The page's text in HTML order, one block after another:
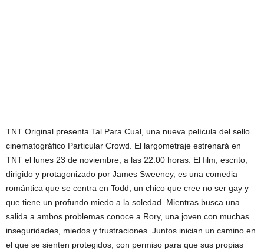
TNT Original presenta Tal Para Cual, una nueva película del sello
cinematográfico Particular Crowd. El largometraje estrenará en
TNT el lunes 23 de noviembre, a las 22.00 horas. El film, escrito,
dirigido y protagonizado por James Sweeney, es una comedia
romántica que se centra en Todd, un chico que cree no ser gay y
que tiene un profundo miedo a la soledad. Mientras busca una
salida a ambos problemas conoce a Rory, una joven con muchas
inseguridades, miedos y frustraciones. Juntos inician un camino en
el que se sienten protegidos, con permiso para que sus propias